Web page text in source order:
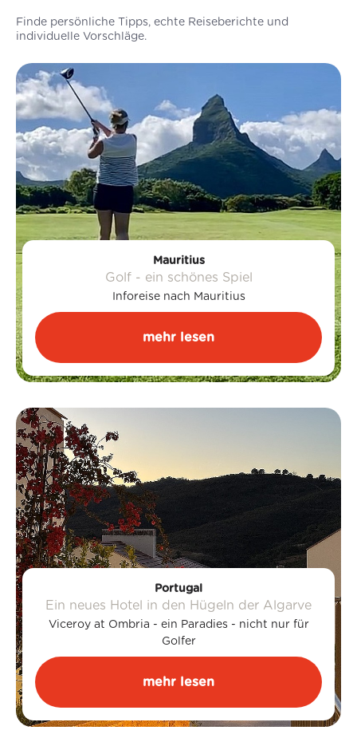
Finde persönliche Tipps, echte Reiseberichte und
individuelle Vorschläge.
Mauritius
Golf - ein schönes Spiel
Inforeise nach Mauritius
mehr lesen
Portugal
Ein neues Hotel in den Hügeln der Algarve
Viceroy at Ombria - ein Paradies - nicht nur für
Golfer
mehr lesen